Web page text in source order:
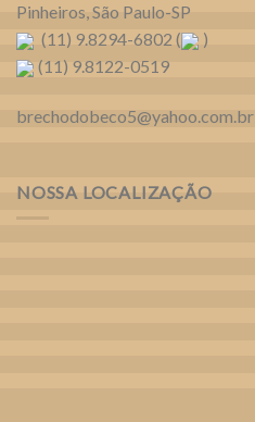
Pinheiros, São Paulo-SP
(11) 9.8294-6802 (
)
(11) 9.8122-0519
brechodobeco5@yahoo.com.br
NOSSA LOCALIZAÇÃO